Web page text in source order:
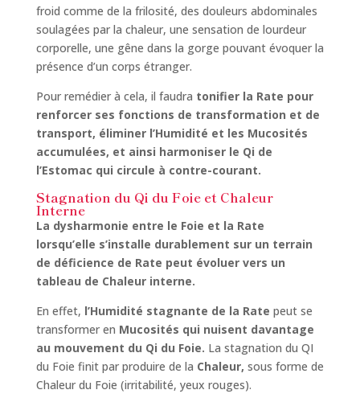
froid comme de la frilosité, des douleurs abdominales
soulagées par la chaleur, une sensation de lourdeur
corporelle, une gêne dans la gorge pouvant évoquer la
présence d’un corps étranger.
Pour remédier à cela, il faudra tonifier la Rate pour
renforcer ses fonctions de transformation et de
transport, éliminer l’Humidité et les Mucosités
accumulées, et ainsi harmoniser le Qi de
l’Estomac qui circule à contre-courant.
Stagnation du Qi du Foie et Chaleur
Interne
La dysharmonie entre le Foie et la Rate
lorsqu’elle s’installe durablement sur un terrain
de déficience de Rate peut évoluer vers un
tableau de Chaleur interne.
En effet, l’Humidité stagnante de la Rate peut se
transformer en Mucosités qui nuisent davantage
au mouvement du Qi du Foie. La stagnation du QI
du Foie finit par produire de la Chaleur, sous forme de
Chaleur du Foie (irritabilité, yeux rouges).